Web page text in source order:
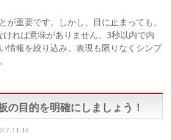
が重要です。しかし、目に止まっても、
れば意味がありません。3秒以内で内
情報を絞り込み、表現も限りなくシンプ
の目的を明確にしましょう！
11-14